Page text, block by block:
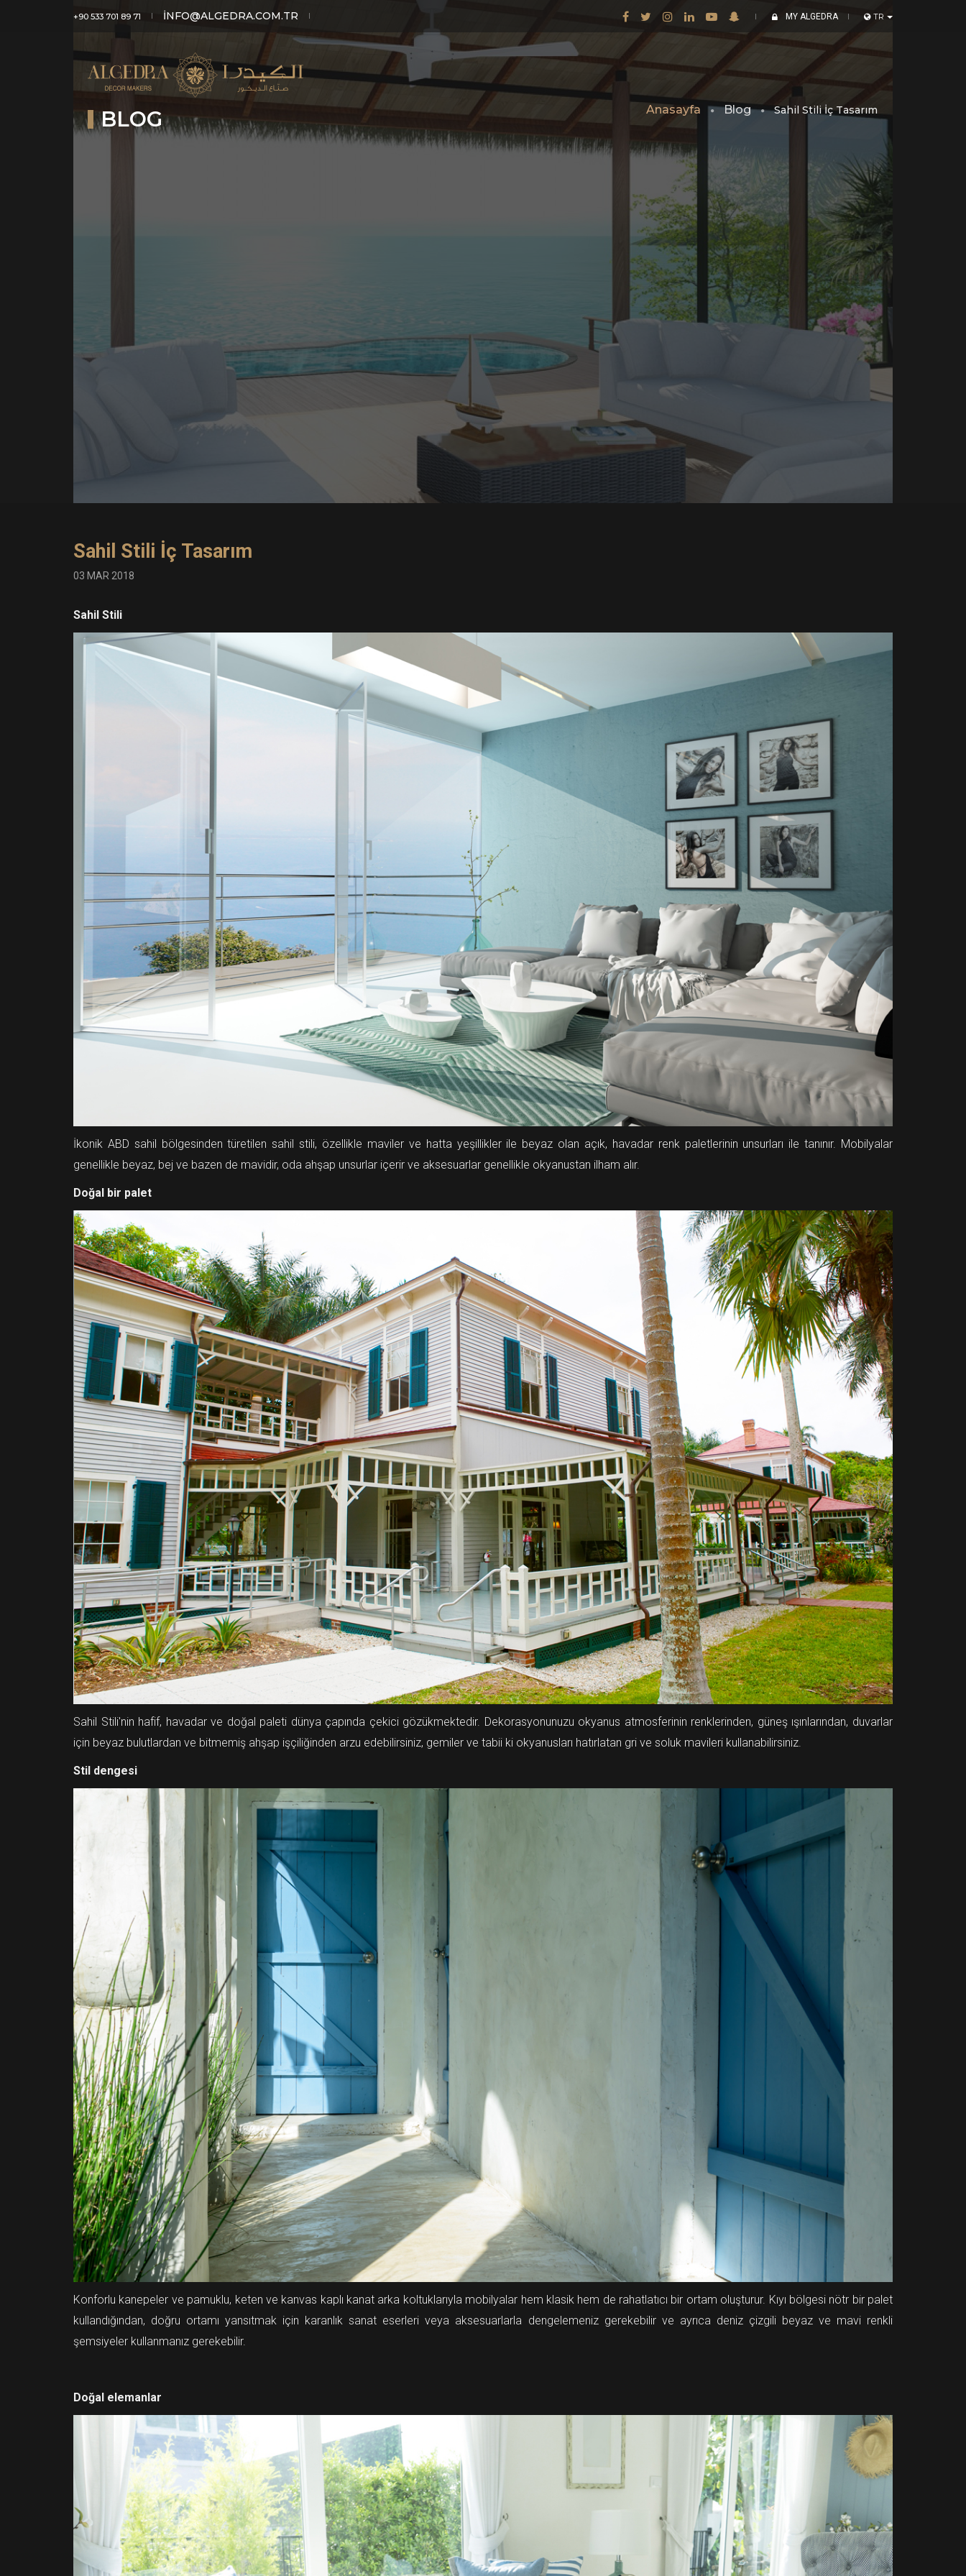
+90 533 701 89 71 INFO@ALGEDRA.COM.TR MY ALGEDRA TR
BLOG Anasayfa Blog Sahil Stili İç Tasarım
Sahil Stili İç Tasarım
03 MAR 2018
Sahil Stili
İkonik ABD sahil bölgesinden türetilen sahil stili, özellikle maviler ve hatta yeşillikler ile beyaz olan açık, havadar renk paletlerinin unsurları ile tanınır. Mobilyalar
genellikle beyaz, bej ve bazen de mavidir, oda ahşap unsurlar içerir ve aksesuarlar genellikle okyanustan ilham alır.
Doğal bir palet
Sahil Stili'nin hafif, havadar ve doğal paleti dünya çapında çekici gözükmektedir. Dekorasyonunuzu okyanus atmosferinin renklerinden, güneş ışınlarından, duvarlar
için beyaz bulutlardan ve bitmemiş ahşap işçiliğinden arzu edebilirsiniz, gemiler ve tabii ki okyanusları hatırlatan gri ve soluk mavileri kullanabilirsiniz.
Stil dengesi
Konforlu kanepeler ve pamuklu, keten ve kanvas kaplı kanat arka koltuklarıyla mobilyalar hem klasik hem de rahatlatıcı bir ortam oluşturur. Kıyı bölgesi nötr bir palet
kullandığından, doğru ortamı yansıtmak için karanlık sanat eserleri veya aksesuarlarla dengelemeniz gerekebilir ve ayrıca deniz çizgili beyaz ve mavi renkli
şemsiyeler kullanmanız gerekebilir.
Doğal elemanlar